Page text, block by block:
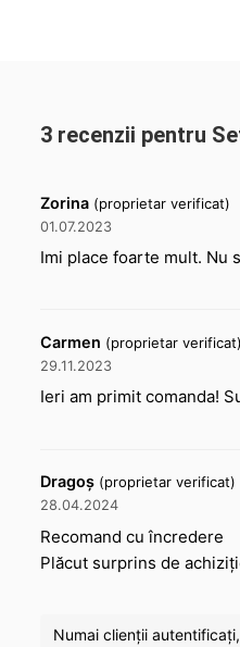
3 recenzii pentru
Zorina (proprietar verificat)
01.07.2023
Imi place foarte mult. Nu
Carmen (proprietar verificat)
29.11.2023
Ieri am primit comanda!
Dragoș (proprietar verificat)
28.04.2024
Recomand cu încredere
Plăcut surprins de
Numai clienții